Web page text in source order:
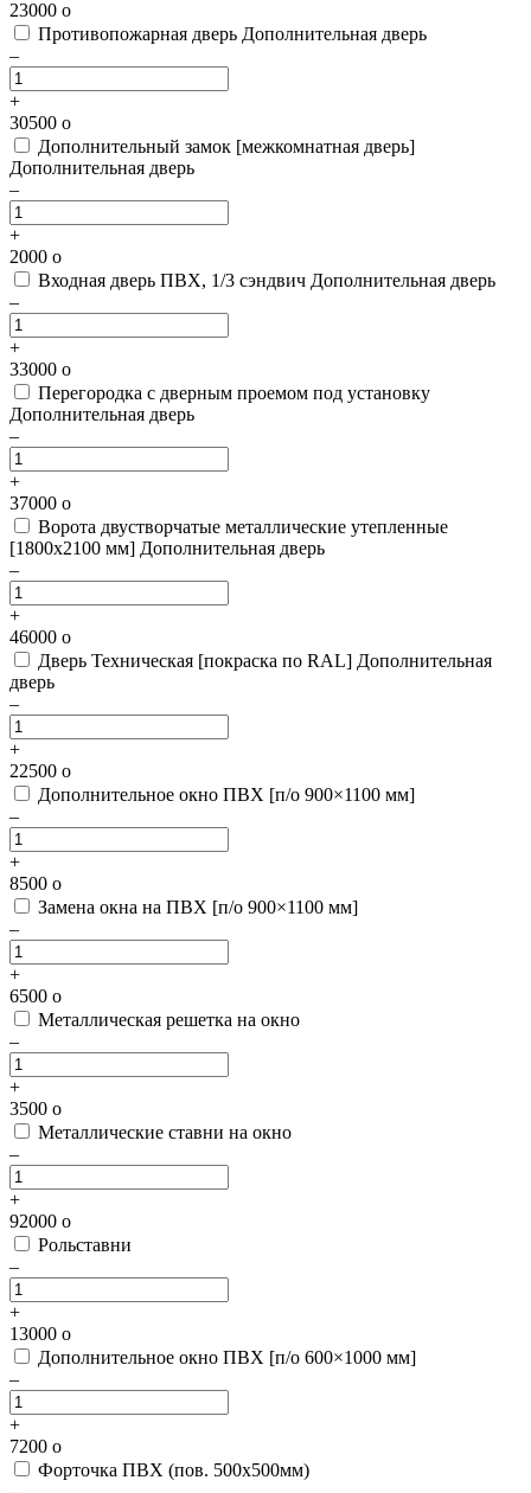
23000 o
Противопожарная дверь Дополнительная дверь
–
+
30500 o
Дополнительный замок [межкомнатная дверь]
Дополнительная дверь
–
+
2000 o
Входная дверь ПВХ, 1/3 сэндвич Дополнительная дверь
–
+
33000 o
Перегородка с дверным проемом под установку
Дополнительная дверь
–
+
37000 o
Ворота двустворчатые металлические утепленные
[1800х2100 мм] Дополнительная дверь
–
+
46000 o
Дверь Техническая [покраска по RAL] Дополнительная
дверь
–
+
22500 o
Дополнительное окно ПВХ [п/о 900×1100 мм]
–
+
8500 o
Замена окна на ПВХ [п/о 900×1100 мм]
–
+
6500 o
Металлическая решетка на окно
–
+
3500 o
Металлические ставни на окно
–
+
92000 o
Рольставни
–
+
13000 o
Дополнительное окно ПВХ [п/о 600×1000 мм]
–
+
7200 o
Форточка ПВХ (пов. 500х500мм)